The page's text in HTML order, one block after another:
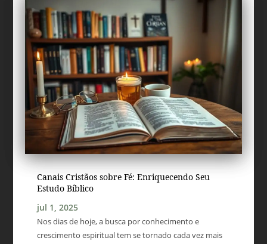
Canais Cristãos sobre Fé: Enriquecendo Seu
Estudo Bíblico
jul 1, 2025
Nos dias de hoje, a busca por conhecimento e
crescimento espiritual tem se tornado cada vez mais